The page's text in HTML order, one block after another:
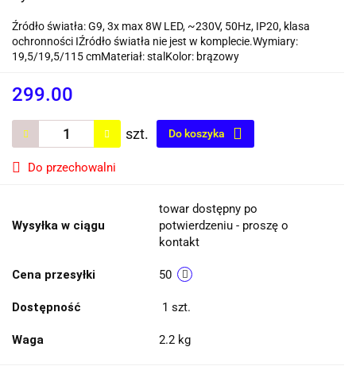
Źródło światła: G9, 3x max 8W LED, ~230V, 50Hz, IP20, klasa
ochronności IŹródło światła nie jest w komplecie.Wymiary:
19,5/19,5/115 cmMateriał: stalKolor: brązowy
299.00
szt. Do koszyka
Do przechowalni
Wysyłka w ciągu
towar dostępny po
potwierdzeniu - proszę o
kontakt
Cena przesyłki 50
Dostępność 1 szt.
Waga 2.2 kg